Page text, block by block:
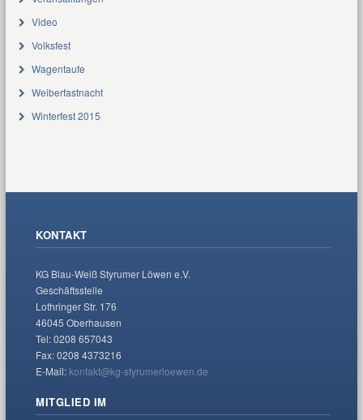
Video
Volksfest
Wagentaufe
Weiberfastnacht
Winterfest 2015
KONTAKT
KG Blau-Weiß Styrumer Löwen e.V.
Geschäftsstelle
Lothringer Str. 176
46045 Oberhausen
Tel: 0208 657043
Fax: 0208 4373216
E-Mail: kontakt@kg-styrumerloewen.de
MITGLIED IM